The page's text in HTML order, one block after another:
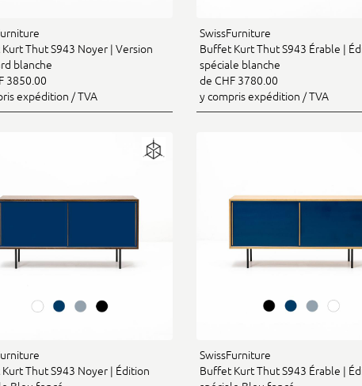
Thut S943 Noyer | Version
blanche
3850.00
expédition / TVA
SwissFurniture
Buffet Kurt Thut S943 Érable |
spéciale blanche
de CHF 3780.00
y compris expédition / TVA
Thut S943 Noyer | Édition
SwissFurniture
Buffet Kurt Thut S943 Érable |